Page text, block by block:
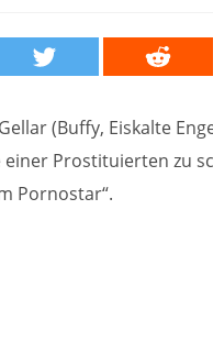
(Buffy, Eiskalte
einer Prostituierten zu
Pornostar“.